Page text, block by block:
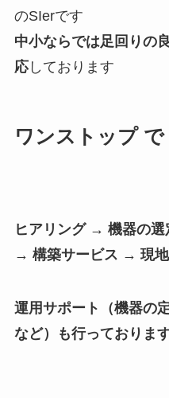
のSIerです
中小ならでは足回りの
応しております
ワンストップ
ヒアリング → 機器の
→ 構築サービス → 現
運用サポート（機器の
など）も行っておりま